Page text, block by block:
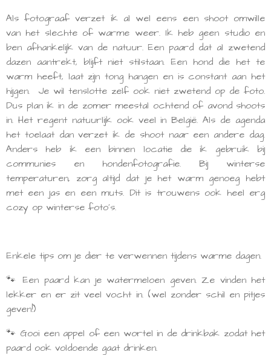
Als fotograaf verzet ik al wel eens een shoot omwille
van het slechte of warme weer. Ik heb geen studio en
ben afhankelijk van de natuur. Een paard dat al zwetend
dazen aantrekt, blijft niet stilstaan. Een hond die het te
warm heeft, laat zijn tong hangen en is constant aan het
hijgen. Je wil tenslotte zelf ook niet zwetend op de foto.
Dus plan ik in de zomer meestal ochtend of avond shoots
in. Het regent natuurlijk ook veel in België. Als de agenda
het toelaat dan verzet ik de shoot naar een andere dag.
Anders heb ik een binnen locatie die ik gebruik bij
communies en hondenfotografie. Bij winterse
temperaturen, zorg altijd dat je het warm genoeg hebt
met een jas en een muts. Dit is trouwens ook heel erg
cozy op winterse foto's.
Enkele tips om je dier te verwennen tijdens warme dagen.
🐾 Een paard kan je watermeloen geven. Ze vinden het
lekker en er zit veel vocht in. (wel zonder schil en pitjes
geven!)
🐾 Gooi een appel of een wortel in de drinkbak zodat het
paard ook voldoende gaat drinken.